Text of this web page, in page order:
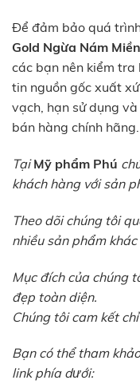
Để đảm bảo quá
Gold Ngừa Nám
các bạn nên kiểm
tin nguồn gốc xuất
vạch, hạn sử dụng
bán hàng chính hãng.
TạiMỹ phẩm Phú
khách hàng với sản
Theo dõi chúng tôi
nhiều sản phẩm khác
Mục đích của chúng
đẹp toàn diện.
Chúng tôi cam kết
Bạn có thể tham
link phía dưới: